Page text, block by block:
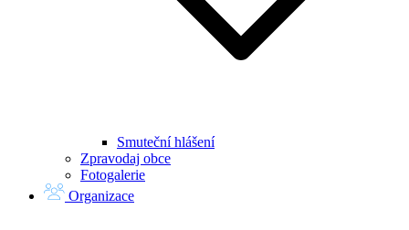
Smuteční hlášení
Zpravodaj obce
Fotogalerie
Organizace